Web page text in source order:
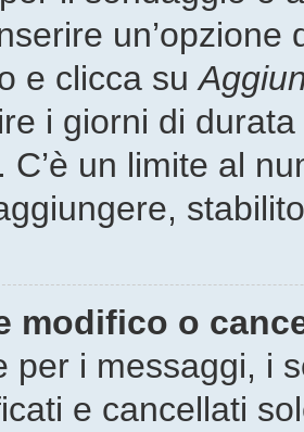
un’opzione
e clicca su
i giorni di
C’è un limite al
modifico o
per i messaggi, i
e cancellati